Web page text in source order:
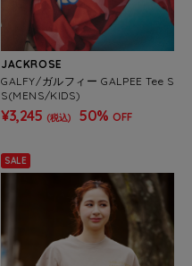
JACKROSE
GALFY/ガルフィー GALPEE Tee S
S(MENS/KIDS)
¥3,245 (税込) 50% OFF
SALE